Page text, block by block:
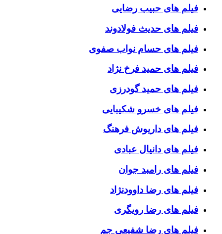
فیلم های حبیب رضایی
فیلم های حدیث فولادوند
فیلم های حسام نواب صفوی
فیلم های حمید فرخ نژاد
فیلم های حمید گودرزی
فیلم های خسرو شکیبایی
فیلم های داریوش فرهنگ
فیلم های دانیال عبادی
فیلم های رامبد جوان
فیلم های رضا داوودنژاد
فیلم های رضا رویگری
فیلم های رضا شفیعی جم